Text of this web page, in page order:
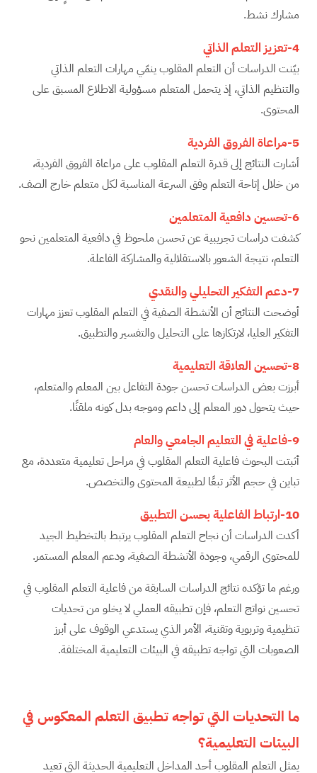
مشارك نشط.
4-تعزيز التعلم الذاتي
بيّنت الدراسات أن التعلم المقلوب ينمّي مهارات التعلم الذاتي
والتنظيم الذاتي، إذ يتحمل المتعلم مسؤولية الاطلاع المسبق على
المحتوى.
5-مراعاة الفروق الفردية
أشارت النتائج إلى قدرة التعلم المقلوب على مراعاة الفروق الفردية،
من خلال إتاحة التعلم وفق السرعة المناسبة لكل متعلم خارج الصف.
6-تحسين دافعية المتعلمين
كشفت دراسات تجريبية عن تحسن ملحوظ في دافعية المتعلمين نحو
التعلم، نتيجة الشعور بالاستقلالية والمشاركة الفاعلة.
7-دعم التفكير التحليلي والنقدي
أوضحت النتائج أن الأنشطة الصفية في التعلم المقلوب تعزز مهارات
التفكير العليا، لارتكازها على التحليل والتفسير والتطبيق.
8-تحسين العلاقة التعليمية
أبرزت بعض الدراسات تحسن جودة التفاعل بين المعلم والمتعلم،
حيث يتحول دور المعلم إلى داعم وموجه بدل كونه ملقنًا.
9-فاعلية في التعليم الجامعي والعام
أثبتت البحوث فاعلية التعلم المقلوب في مراحل تعليمية متعددة، مع
تباين في حجم الأثر تبعًا لطبيعة المحتوى والتخصص.
10-ارتباط الفاعلية بحسن التطبيق
أكدت الدراسات أن نجاح التعلم المقلوب يرتبط بالتخطيط الجيد
للمحتوى الرقمي، وجودة الأنشطة الصفية، ودعم المعلم المستمر.
ورغم ما تؤكده نتائج الدراسات السابقة من فاعلية التعلم المقلوب في
تحسين نواتج التعلم، فإن تطبيقه العملي لا يخلو من تحديات
تنظيمية وتربوية وتقنية، الأمر الذي يستدعي الوقوف على أبرز
الصعوبات التي تواجه تطبيقه في البيئات التعليمية المختلفة.
ما التحديات التي تواجه تطبيق التعلم المعكوس في
البيئات التعليمية؟
يمثل التعلم المقلوب أحد المداخل التعليمية الحديثة التي تعيد